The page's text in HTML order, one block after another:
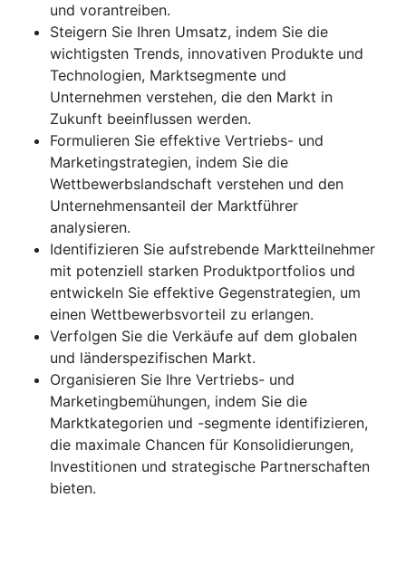
und vorantreiben.
Steigern Sie Ihren Umsatz, indem Sie die
wichtigsten Trends, innovativen Produkte und
Technologien, Marktsegmente und
Unternehmen verstehen, die den Markt in
Zukunft beeinflussen werden.
Formulieren Sie effektive Vertriebs- und
Marketingstrategien, indem Sie die
Wettbewerbslandschaft verstehen und den
Unternehmensanteil der Marktführer
analysieren.
Identifizieren Sie aufstrebende Marktteilnehmer
mit potenziell starken Produktportfolios und
entwickeln Sie effektive Gegenstrategien, um
einen Wettbewerbsvorteil zu erlangen.
Verfolgen Sie die Verkäufe auf dem globalen
und länderspezifischen Markt.
Organisieren Sie Ihre Vertriebs- und
Marketingbemühungen, indem Sie die
Marktkategorien und -segmente identifizieren,
die maximale Chancen für Konsolidierungen,
Investitionen und strategische Partnerschaften
bieten.